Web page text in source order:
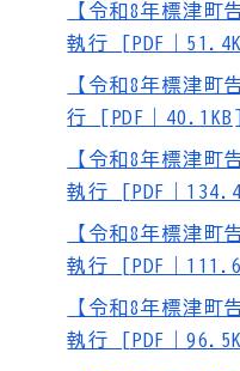
【令和8年標津町
執行 [PDF｜
【令和8年標津町
行 [PDF｜40.1KB]
【令和8年標津町
執行 [PDF｜
【令和8年標津町
執行 [PDF｜
【令和8年標津町
執行 [PDF｜